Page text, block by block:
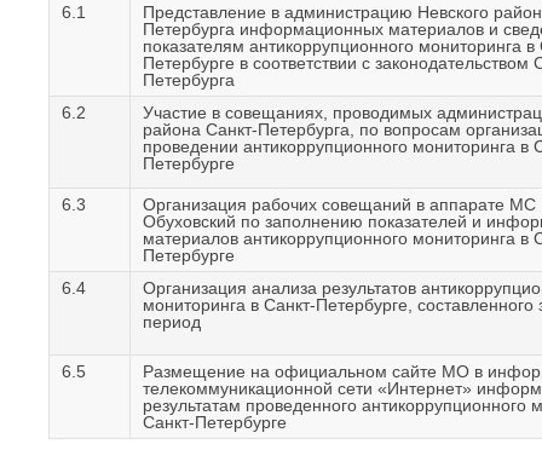
6.1
Представление в администрацию Невского
Петербурга информационных материалов и
показателям антикоррупционного мониторинга в
Петербурге в соответствии с законодательством
Петербурга
6.2
Участие в совещаниях, проводимых
района Санкт-Петербурга, по вопросам
проведении антикоррупционного мониторинга в
Петербурге
6.3
Организация рабочих совещаний в аппарате
Обуховский по заполнению показателей и
материалов антикоррупционного мониторинга в
Петербурге
6.4
Организация анализа результатов
мониторинга в Санкт-Петербурге,
период
6.5
Размещение на официальном сайте МО в
телекоммуникационной сети «Интернет»
результатам проведенного антикоррупционного
Санкт-Петербурге